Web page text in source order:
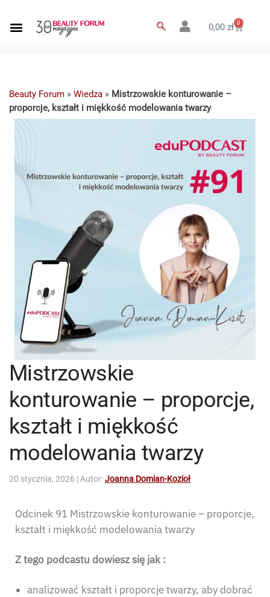
0,00zł 0
Beauty Forum » Wiedza » Mistrzowskie konturowanie –
proporcje, kształt i miękkość modelowania twarzy
Mistrzowskie
konturowanie – proporcje,
kształt i miękkość
modelowania twarzy
20 stycznia, 2026 | Autor:Joanna Domian-Kozioł
Odcinek 91 Mistrzowskie konturowanie – proporcje,
kształt i miękkość modelowania twarzy
Z tego podcastu dowiesz się jak :
analizować kształt i proporcje twarzy, aby dobrać